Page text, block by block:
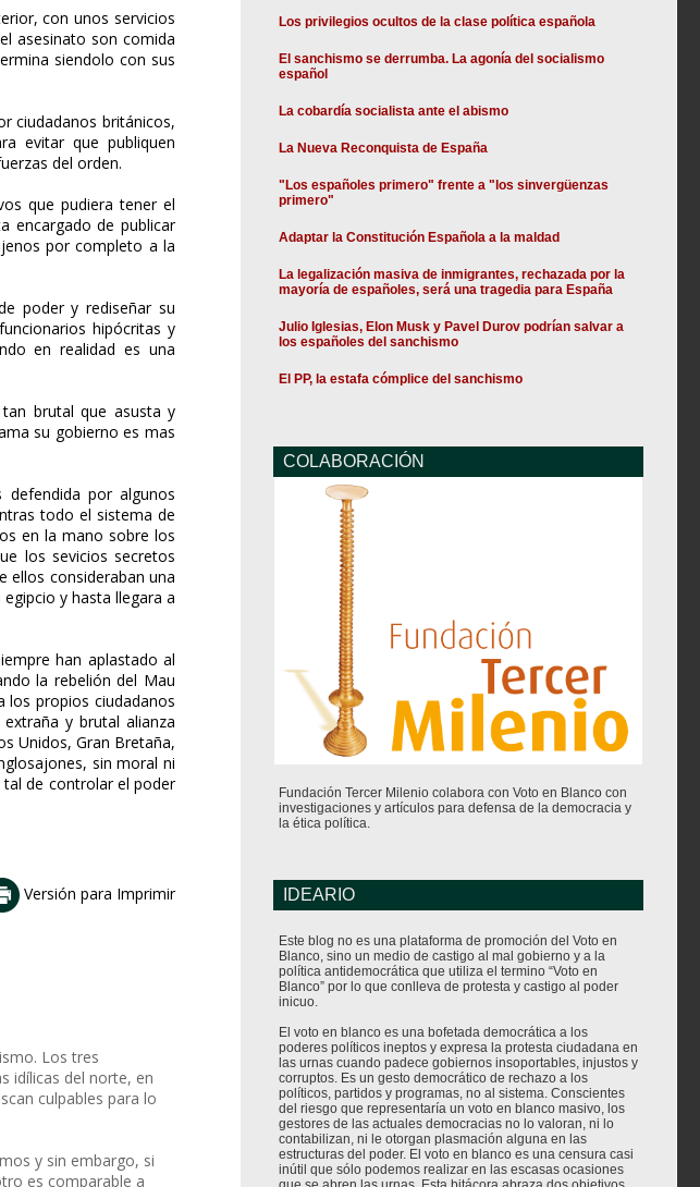
con unos servicios
asesinato son comida
siendolo con sus
ciudadanos británicos,
evitar que publiquen
del orden.
que pudiera tener el
encargado de publicar
por completo a la
poder y rediseñar su
hipócritas y
en realidad es una
brutal que asusta y
su gobierno es mas
por algunos
todo el sistema de
en la mano sobre los
los sevicios secretos
ellos consideraban una
y hasta llegara a
han aplastado al
la rebelión del Mau
propios ciudadanos
y brutal alianza
Unidos, Gran Bretaña,
sin moral ni
tal de controlar el poder
Versión para Imprimir
Los tres
idílicas del norte, en
culpables para lo
y sin embargo, si
es comparable a
Los privilegios ocultos de la clase política española
El sanchismo se derrumba. La agonía del socialismo
español
La cobardía socialista ante el abismo
La Nueva Reconquista de España
"Los españoles primero" frente a "los sinvergüenzas
primero"
Adaptar la Constitución Española a la maldad
La legalización masiva de inmigrantes, rechazada por la
mayoría de españoles, será una tragedia para España
Julio Iglesias, Elon Musk y Pavel Durov podrían salvar a
los españoles del sanchismo
El PP, la estafa cómplice del sanchismo
COLABORACIÓN
Fundación Tercer Milenio colabora con Voto en Blanco con
investigaciones y artículos para defensa de la democracia y
la ética política.
IDEARIO
Este blog no es una plataforma de promoción del Voto en
Blanco, sino un medio de castigo al mal gobierno y a la
política antidemocrática que utiliza el termino “Voto en
Blanco” por lo que conlleva de protesta y castigo al poder
inicuo.
El voto en blanco es una bofetada democrática a los
poderes políticos ineptos y expresa la protesta ciudadana en
las urnas cuando padece gobiernos insoportables, injustos y
corruptos. Es un gesto democrático de rechazo a los
políticos, partidos y programas, no al sistema. Conscientes
del riesgo que representaría un voto en blanco masivo, los
gestores de las actuales democracias no lo valoran, ni lo
contabilizan, ni le otorgan plasmación alguna en las
estructuras del poder. El voto en blanco es una censura casi
inútil que sólo podemos realizar en las escasas ocasiones